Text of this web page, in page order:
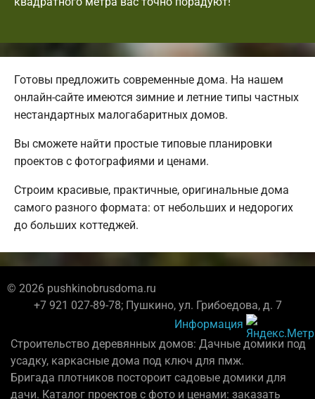
Готовы предложить современные дома. На нашем
онлайн-сайте имеются зимние и летние типы частных
нестандартных малогабаритных домов.
Вы сможете найти простые типовые планировки
проектов с фотографиями и ценами.
Строим красивые, практичные, оригинальные дома
самого разного формата: от небольших и недорогих
до больших коттеджей.
© 2026 pushkinobrusdoma.ru
+7 921 027-89-78; Пушкино, ул. Грибоедова, д. 7
Информация
Строительство деревянных домов: Дачные домики под
усадку, каркасные дома под ключ для пмж.
Бригада плотников постороит садовые домики для
дачи. Каталог проектов с фото и ценами: заказать